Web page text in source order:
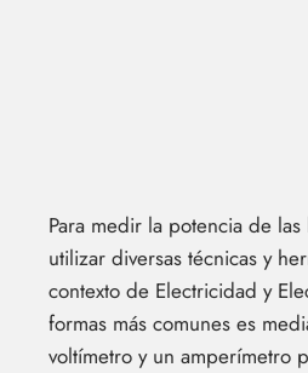
Para medir la potencia de
utilizar diversas técnicas y
contexto de Electricidad y
formas más comunes es
voltímetro y un amperímetro